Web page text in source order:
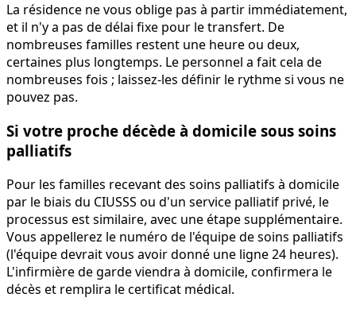
La résidence ne vous oblige pas à partir immédiatement,
et il n'y a pas de délai fixe pour le transfert. De
nombreuses familles restent une heure ou deux,
certaines plus longtemps. Le personnel a fait cela de
nombreuses fois ; laissez-les définir le rythme si vous ne
pouvez pas.
Si votre proche décède à domicile sous soins
palliatifs
Pour les familles recevant des soins palliatifs à domicile
par le biais du CIUSSS ou d'un service palliatif privé, le
processus est similaire, avec une étape supplémentaire.
Vous appellerez le numéro de l'équipe de soins palliatifs
(l'équipe devrait vous avoir donné une ligne 24 heures).
L'infirmière de garde viendra à domicile, confirmera le
décès et remplira le certificat médical.